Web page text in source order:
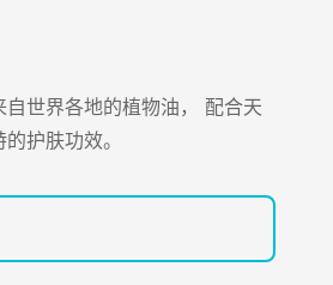
世界各地的植物油， 配合天
护肤功效。